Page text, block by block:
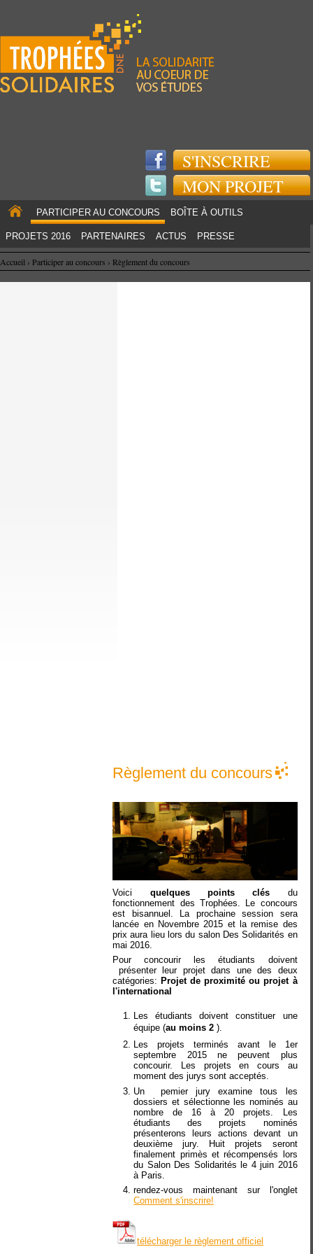
S'INSCRIRE
MON PROJET
PARTICIPER AU CONCOURS BOÎTE À OUTILS
PROJETS 2016 PARTENAIRES ACTUS PRESSE
Accueil › Participer au concours › Règlement du concours
Règlement du concours
Voici quelques points clés du
fonctionnement des Trophées. Le concours
est bisannuel. La prochaine session sera
lancée en Novembre 2015 et la remise des
prix aura lieu lors du salon Des Solidarités en
mai 2016.
Pour concourir les étudiants doivent
présenter leur projet dans une des deux
catégories: Projet de proximité ou projet à
l'international
Les étudiants doivent constituer une
équipe (au moins 2 )
Les projets terminés avant le 1er
septembre 2015 ne peuvent plus
concourir. Les projets en cours au
moment des jurys sont acceptés.
Un pemier jury examine tous les
dossiers et sélectionne les nominés au
nombre de 16 à 20 projets. Les
étudiants des projets nominés
présenterons leurs actions devant un
deuxième jury. Huit projets seront
finalement primès et récompensés lors
du Salon Des Solidarités le 4 juin 2016
à Paris.
rendez-vous maintenant sur l'onglet
Comment s'inscrire!
télécharger le règlement officiel